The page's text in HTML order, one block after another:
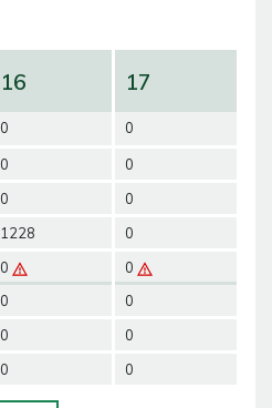
16
0
0
0
1228
0
0
0
0
17
0
0
0
0
0
0
0
0